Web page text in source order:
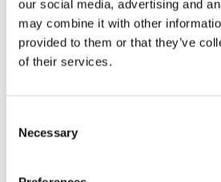
our social media, advertising and
may combine it with other
provided to them or that they’ve
of their services.
Selection
Necessary
Bjarne och skrattar.
Saxkran seglar nu längs
Maerskfartygen lägger